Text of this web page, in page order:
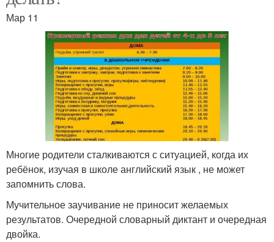
Мар 11
Многие родители сталкиваются с ситуацией, когда их
ребёнок, изучая в школе английский язык , не может
запомнить слова.
Мучительное заучивание не приносит желаемых
результатов. Очередной словарный диктант и очередная
двойка.